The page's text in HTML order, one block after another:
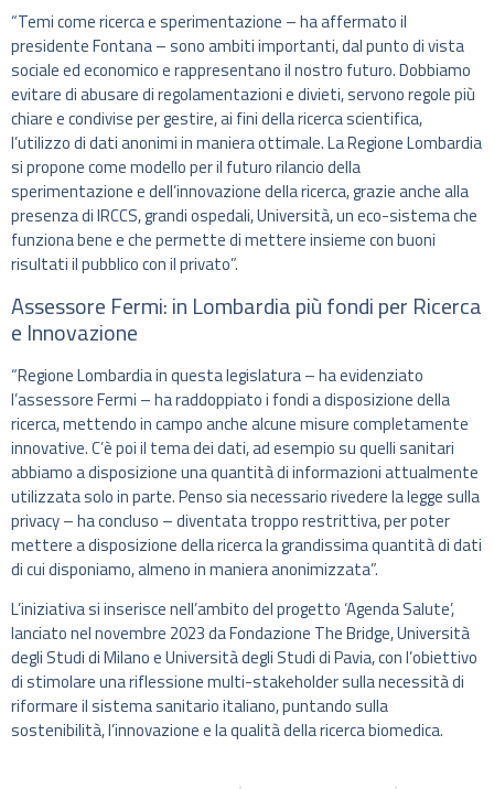
“Temi come ricerca e sperimentazione – ha affermato il
presidente Fontana – sono ambiti importanti, dal punto di vista
sociale ed economico e rappresentano il nostro futuro. Dobbiamo
evitare di abusare di regolamentazioni e divieti, servono regole più
chiare e condivise per gestire, ai fini della ricerca scientifica,
l’utilizzo di dati anonimi in maniera ottimale. La Regione Lombardia
si propone come modello per il futuro rilancio della
sperimentazione e dell’innovazione della ricerca, grazie anche alla
presenza di IRCCS, grandi ospedali, Università, un eco-sistema che
funziona bene e che permette di mettere insieme con buoni
risultati il pubblico con il privato”.
Assessore Fermi: in Lombardia più fondi per Ricerca
e Innovazione
“Regione Lombardia in questa legislatura – ha evidenziato
l’assessore Fermi – ha raddoppiato i fondi a disposizione della
ricerca, mettendo in campo anche alcune misure completamente
innovative. C’è poi il tema dei dati, ad esempio su quelli sanitari
abbiamo a disposizione una quantità di informazioni attualmente
utilizzata solo in parte. Penso sia necessario rivedere la legge sulla
privacy – ha concluso – diventata troppo restrittiva, per poter
mettere a disposizione della ricerca la grandissima quantità di dati
di cui disponiamo, almeno in maniera anonimizzata”.
L’iniziativa si inserisce nell’ambito del progetto ‘Agenda Salute’,
lanciato nel novembre 2023 da Fondazione The Bridge, Università
degli Studi di Milano e Università degli Studi di Pavia, con l’obiettivo
di stimolare una riflessione multi-stakeholder sulla necessità di
riformare il sistema sanitario italiano, puntando sulla
sostenibilità, l’innovazione e la qualità della ricerca biomedica.